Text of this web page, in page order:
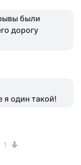
были
дорогу
я один такой!
1